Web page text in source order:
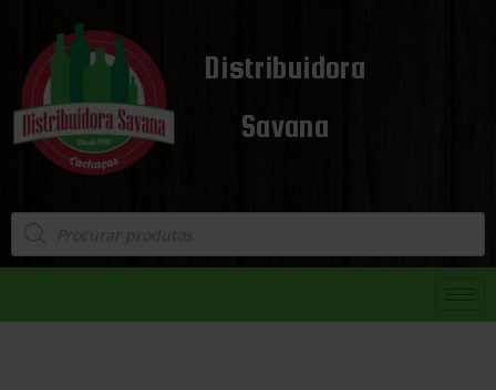
Distribuidora
Savana